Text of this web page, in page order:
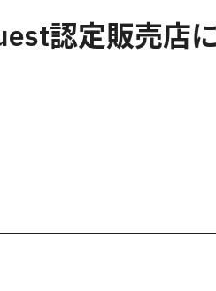
認定販売店